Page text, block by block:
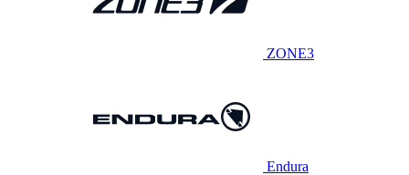
ZONE3
Endura